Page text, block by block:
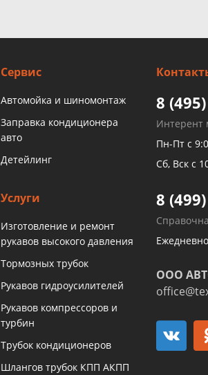
Сервис
Автомойка и шиномонтаж
Заправка кондиционера
авто
Детейлинг
Услуги
Изготовление и ремонт
рукавов высокого давления
Тормозных трубок
Рукавов гидроусилителей
Рукавов компрессоров и
турбин
Трубок кондиционеров
Шлангов трубок КПП АКПП
8
Интерент
Пн-Пт с
Сб, Вск с
8
ООО